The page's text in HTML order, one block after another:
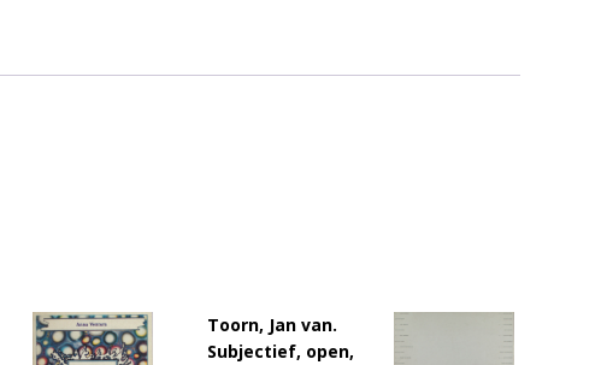
Toorn, Jan van.
Subjectief, open,